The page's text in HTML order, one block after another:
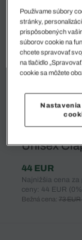
%
Unisex
44 EUR
Najnižšia cena
ceny: 44 EUR
Bežná cena: 73 EUR
ZAČAŤ
Používame súbory
stránky,
prispôsobených
súborov cookie na
chcete spravovať
na tlačidlo
cookie sa môžete